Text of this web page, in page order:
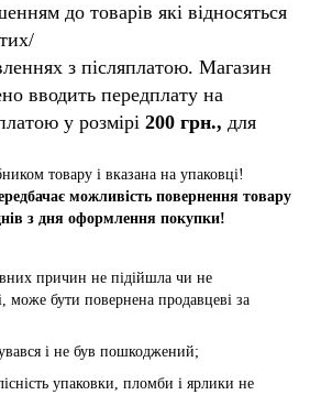
до товарів які відносяться
з післяплатою. Магазин
вводить передплату на
у розмірі 200 грн., для
товару і вказана на упаковці!
можливість повернення товару
з дня оформлення покупки!
причин не підійшла чи не
може бути повернена продавцеві за
і не був пошкоджений;
упаковки, пломби і ярлики не